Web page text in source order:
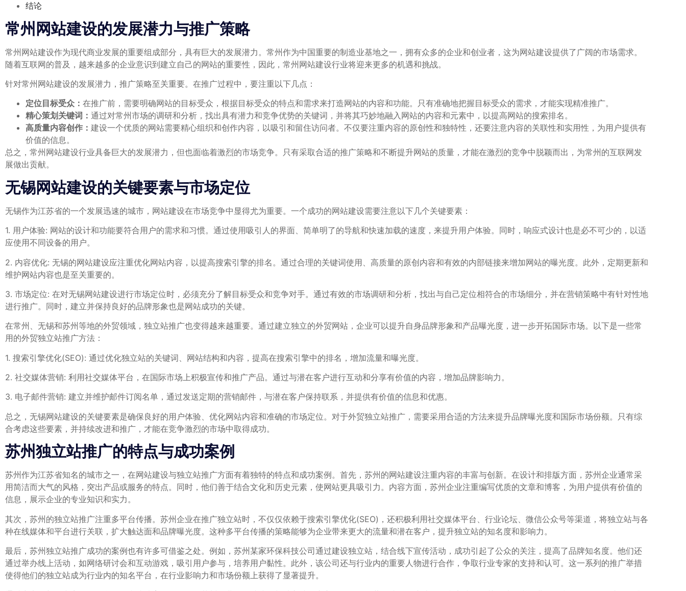
结论
常州网站建设的发展潜力与推广策略
常州网站建设作为现代商业发展的重要组成部分，具有巨大的发展潜力。常州作为中国重要的制造业基地之一，拥有众多的企业和创业者，这为网站建设提供了广阔的市场需求。
随着互联网的普及，越来越多的企业意识到建立自己的网站的重要性，因此，常州网站建设行业将迎来更多的机遇和挑战。
针对常州网站建设的发展潜力，推广策略至关重要。在推广过程中，要注重以下几点：
定位目标受众： 在推广前，需要明确网站的目标受众，根据目标受众的特点和需求来打造网站的内容和功能。只有准确地把握目标受众的需求，才能实现精准推广。
精心策划关键词： 通过对常州市场的调研和分析，找出具有潜力和竞争优势的关键词，并将其巧妙地融入网站的内容和元素中，以提高网站的搜索排名。
高质量内容创作： 建设一个优质的网站需要精心组织和创作内容，以吸引和留住访问者。不仅要注重内容的原创性和独特性，还要注意内容的关联性和实用性，为用户提供有
价值的信息。
总之，常州网站建设行业具备巨大的发展潜力，但也面临着激烈的市场竞争。只有采取合适的推广策略和不断提升网站的质量，才能在激烈的竞争中脱颖而出，为常州的互联网发
展做出贡献。
无锡网站建设的关键要素与市场定位
无锡作为江苏省的一个发展迅速的城市，网站建设在市场竞争中显得尤为重要。一个成功的网站建设需要注意以下几个关键要素：
1. 用户体验: 网站的设计和功能要符合用户的需求和习惯。通过使用吸引人的界面、简单明了的导航和快速加载的速度，来提升用户体验。同时，响应式设计也是必不可少的，以适
应使用不同设备的用户。
2. 内容优化: 无锡的网站建设应注重优化网站内容，以提高搜索引擎的排名。通过合理的关键词使用、高质量的原创内容和有效的内部链接来增加网站的曝光度。此外，定期更新和
维护网站内容也是至关重要的。
3. 市场定位: 在对无锡网站建设进行市场定位时，必须充分了解目标受众和竞争对手。通过有效的市场调研和分析，找出与自己定位相符合的市场细分，并在营销策略中有针对性地
进行推广。同时，建立并保持良好的品牌形象也是网站成功的关键。
在常州、无锡和苏州等地的外贸领域，独立站推广也变得越来越重要。通过建立独立的外贸网站，企业可以提升自身品牌形象和产品曝光度，进一步开拓国际市场。以下是一些常
用的外贸独立站推广方法：
1. 搜索引擎优化(SEO): 通过优化独立站的关键词、网站结构和内容，提高在搜索引擎中的排名，增加流量和曝光度。
2. 社交媒体营销: 利用社交媒体平台，在国际市场上积极宣传和推广产品。通过与潜在客户进行互动和分享有价值的内容，增加品牌影响力。
3. 电子邮件营销: 建立并维护邮件订阅名单，通过发送定期的营销邮件，与潜在客户保持联系，并提供有价值的信息和优惠。
总之，无锡网站建设的关键要素是确保良好的用户体验、优化网站内容和准确的市场定位。对于外贸独立站推广，需要采用合适的方法来提升品牌曝光度和国际市场份额。只有综
合考虑这些要素，并持续改进和推广，才能在竞争激烈的市场中取得成功。
苏州独立站推广的特点与成功案例
苏州作为江苏省知名的城市之一，在网站建设与独立站推广方面有着独特的特点和成功案例。首先，苏州的网站建设注重内容的丰富与创新。在设计和排版方面，苏州企业通常采
用简洁而大气的风格，突出产品或服务的特点。同时，他们善于结合文化和历史元素，使网站更具吸引力。内容方面，苏州企业注重编写优质的文章和博客，为用户提供有价值的
信息，展示企业的专业知识和实力。
其次，苏州的独立站推广注重多平台传播。苏州企业在推广独立站时，不仅仅依赖于搜索引擎优化(SEO)，还积极利用社交媒体平台、行业论坛、微信公众号等渠道，将独立站与各
种在线媒体和平台进行关联，扩大触达面和品牌曝光度。这种多平台传播的策略能够为企业带来更大的流量和潜在客户，提升独立站的知名度和影响力。
最后，苏州独立站推广成功的案例也有许多可借鉴之处。例如，苏州某家环保科技公司通过建设独立站，结合线下宣传活动，成功引起了公众的关注，提高了品牌知名度。他们还
通过举办线上活动，如网络研讨会和互动游戏，吸引用户参与，培养用户黏性。此外，该公司还与行业内的重要人物进行合作，争取行业专家的支持和认可。这一系列的推广举措
使得他们的独立站成为行业内的知名平台，在行业影响力和市场份额上获得了显著提升。